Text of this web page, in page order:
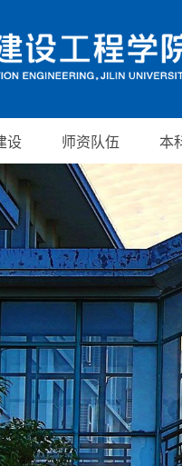
设 师资队伍 本